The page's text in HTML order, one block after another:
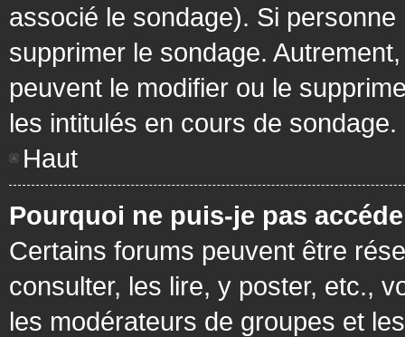
associé le sondage). Si personne
supprimer le sondage.
peuvent le modifier ou le
les intitulés en cours de sondage.
Haut
Pourquoi ne puis-je pas
Certains forums peuvent être
consulter, les lire, y poster, etc.,
les modérateurs de groupes et